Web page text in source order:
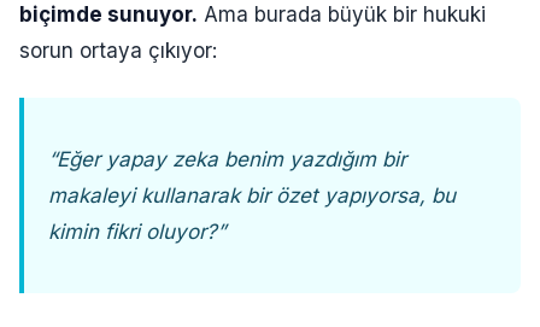
biçimde sunuyor. Ama burada büyük bir hukuki
sorun ortaya çıkıyor:
“Eğer yapay zeka benim yazdığım bir
makaleyi kullanarak bir özet yapıyorsa, bu
kimin fikri oluyor?”